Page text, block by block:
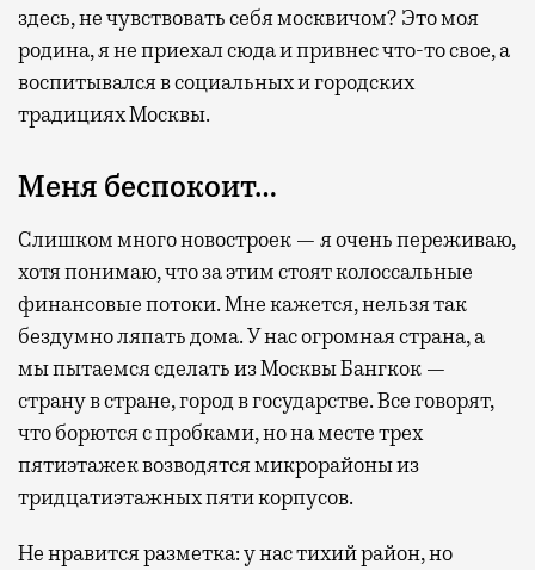
здесь, не чувствовать себя москвичом? Это моя
родина, я не приехал сюда и привнес что-то свое, а
воспитывался в социальных и городских
традициях Москвы.
Меня беспокоит…
Слишком много новостроек — я очень переживаю,
хотя понимаю, что за этим стоят колоссальные
финансовые потоки. Мне кажется, нельзя так
бездумно ляпать дома. У нас огромная страна, а
мы пытаемся сделать из Москвы Бангкок —
страну в стране, город в государстве. Все говорят,
что борются с пробками, но на месте трех
пятиэтажек возводятся микрорайоны из
тридцатиэтажных пяти корпусов.
Не нравится разметка: у нас тихий район, но